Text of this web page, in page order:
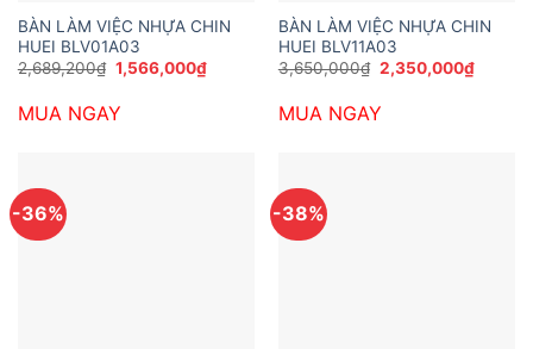
BÀN LÀM VIỆC NHỰA CHIN
HUEI BLV01A03
2,689,200₫ Giá
gốc
2,689,200₫.
1,566,000₫Giá
hiện
MUA NGAY
BÀN LÀM VIỆC NHỰA CHIN
HUEI BLV11A03
3,650,000₫ Giá
gốc
3,650,000₫.
2,350,000₫Giá
hiện
MUA NGAY
-36% -38%